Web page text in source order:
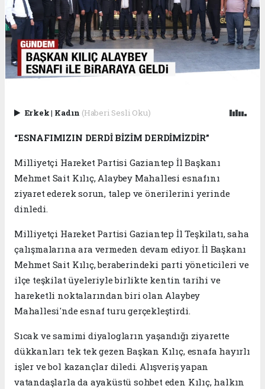
Erkek| Kadın (Haberi Sesli Oku)
“ESNAFIMIZIN DERDİ BİZİM DERDİMİZDİR”
Milliyetçi Hareket Partisi Gaziantep İl Başkanı
Mehmet Sait Kılıç, Alaybey Mahallesi esnafını
ziyaret ederek sorun, talep ve önerilerini yerinde
dinledi.
Milliyetçi Hareket Partisi Gaziantep İl Teşkilatı, saha
çalışmalarına ara vermeden devam ediyor. İl Başkanı
Mehmet Sait Kılıç, beraberindeki parti yöneticileri ve
ilçe teşkilat üyeleriyle birlikte kentin tarihi ve
hareketli noktalarından biri olan Alaybey
Mahallesi'nde esnaf turu gerçekleştirdi.
Sıcak ve samimi diyalogların yaşandığı ziyarette
dükkanları tek tek gezen Başkan Kılıç, esnafa hayırlı
işler ve bol kazançlar diledi. Alışveriş yapan
vatandaşlarla da ayaküstü sohbet eden Kılıç, halkın